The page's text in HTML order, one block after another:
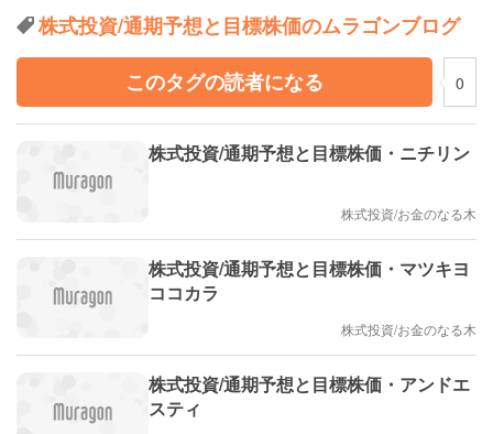
株式投資/通期予想と目標株価のムラゴンブログ
このタグの読者になる
0
株式投資/通期予想と目標株価・ニチリン
株式投資/お金のなる木
株式投資/通期予想と目標株価・マツキヨ
ココカラ
株式投資/お金のなる木
株式投資/通期予想と目標株価・アンドエ
スティ